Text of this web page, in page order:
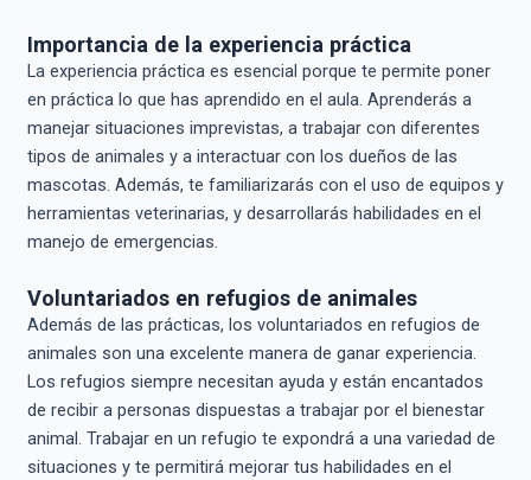
Importancia de la experiencia práctica
La experiencia práctica es esencial porque te permite poner
en práctica lo que has aprendido en el aula. Aprenderás a
manejar situaciones imprevistas, a trabajar con diferentes
tipos de animales y a interactuar con los dueños de las
mascotas. Además, te familiarizarás con el uso de equipos y
herramientas veterinarias, y desarrollarás habilidades en el
manejo de emergencias.
Voluntariados en refugios de animales
Además de las prácticas, los voluntariados en refugios de
animales son una excelente manera de ganar experiencia.
Los refugios siempre necesitan ayuda y están encantados
de recibir a personas dispuestas a trabajar por el bienestar
animal. Trabajar en un refugio te expondrá a una variedad de
situaciones y te permitirá mejorar tus habilidades en el